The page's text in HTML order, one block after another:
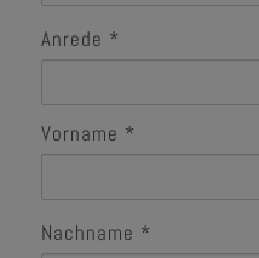
Anrede
Vorname
Nachname